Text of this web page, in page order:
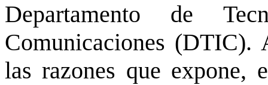
Departamento de
Comunicaciones (DTIC).
las razones que expone,